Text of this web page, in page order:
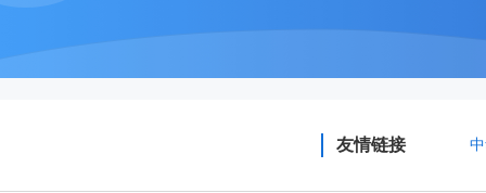
友情链接